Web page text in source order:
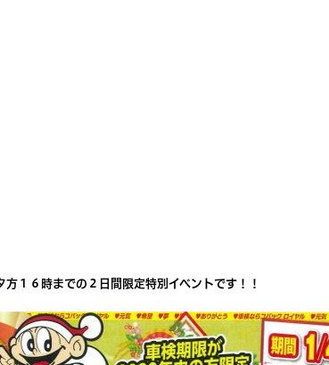
１６時までの２日間限定特別イベントです！！